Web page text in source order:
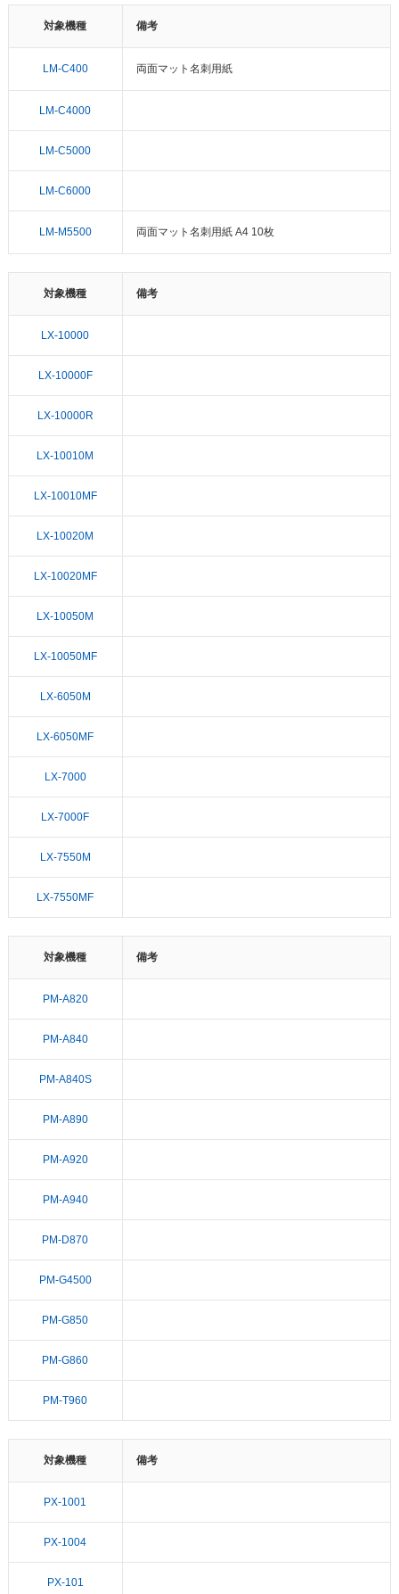
対象機種 備考
LM-C400 両面マット名刺用紙
LM-C4000
LM-C5000
LM-C6000
LM-M5500 両面マット名刺用紙 A4 10枚
対象機種 備考
LX-10000
LX-10000F
LX-10000R
LX-10010M
LX-10010MF
LX-10020M
LX-10020MF
LX-10050M
LX-10050MF
LX-6050M
LX-6050MF
LX-7000
LX-7000F
LX-7550M
LX-7550MF
対象機種 備考
PM-A820
PM-A840
PM-A840S
PM-A890
PM-A920
PM-A940
PM-D870
PM-G4500
PM-G850
PM-G860
PM-T960
対象機種 備考
PX-1001
PX-1004
PX-101